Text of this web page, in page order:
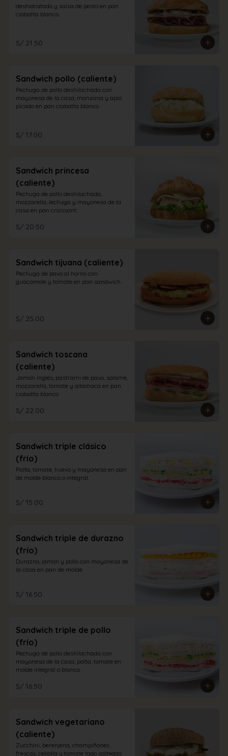
deshidratado y salsa de pesto en pan
ciabatta blanco.
S/ 21.50
Sandwich pollo (caliente)
Pechuga de pollo deshilachada con
mayonesa de la casa, manzana y apio
picado en pan ciabatta blanco.
S/ 17.00
Sandwich princesa
(caliente)
Pechuga de pollo deshilachada,
mozzarella, lechuga y mayonesa de la
casa en pan croissant.
S/ 20.50
Sandwich tijuana (caliente)
Pechuga de pavo al horno con
guacamole y tomate en pan sandwich.
S/ 25.00
Sandwich toscana
(caliente)
Jamón inglés, pastrami de pavo, salame,
mozzarella, tomate y albahaca en pan
ciabatta blanco
S/ 22.00
Sandwich triple clásico
(frío)
Palta, tomate, huevo y mayonesa en pan
de molde blanco o integral.
S/ 15.00
Sandwich triple de durazno
(frío)
Durazno, jamón y pollo con mayonesa de
la casa en pan de molde
S/ 16.50
Sandwich triple de pollo
(frío)
Pechuga de pollo deshilachada con
mayonesa de la casa, palta, tomate en
molde integral o blanco.
S/ 16.50
Sandwich vegetariano
(caliente)
Zucchini, berenjena, champiñones
frescos, cebolla y tomate todo salteado